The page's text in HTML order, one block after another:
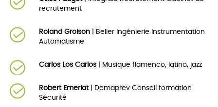
recrutement
Roland Groison | Belier Ingénierie Instrumentation
Automatisme
Carlos Los Carlos| Musique flamenco, latino, jazz
Robert Emeriat| Demaprev Conseil formation
Sécurité